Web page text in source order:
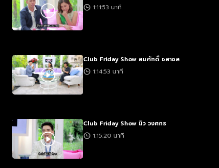
1:11:53 นาที
Club Friday Show สมศักดิ์ ชลาชล
1:14:53 นาที
Club Friday Show นิว วงศกร
1:15:20 นาที